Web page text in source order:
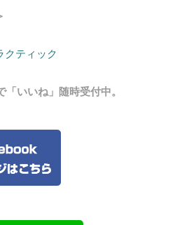
クティック
「いいね」随時受付中。